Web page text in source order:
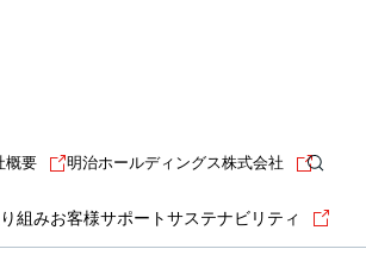
組みお客様サポートサステナビリティ
概要 明治ホールディングス株式会社